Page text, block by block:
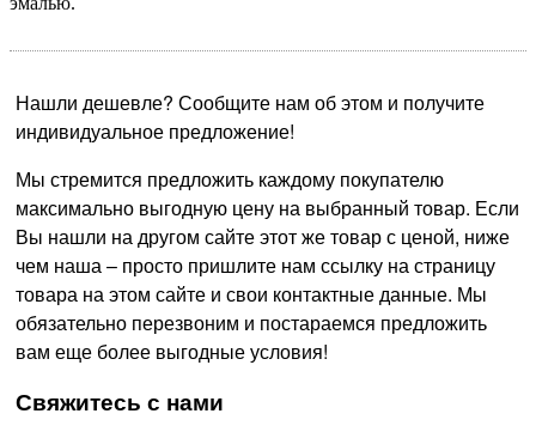
Нашли дешевле? Сообщите нам об этом и получите
индивидуальное предложение!
Мы стремится предложить каждому покупателю
максимально выгодную цену на выбранный товар. Если
Вы нашли на другом сайте этот же товар с ценой, ниже
чем наша – просто пришлите нам ссылку на страницу
товара на этом сайте и свои контактные данные. Мы
обязательно перезвоним и постараемся предложить
вам еще более выгодные условия!
­Свяжитесь с нами